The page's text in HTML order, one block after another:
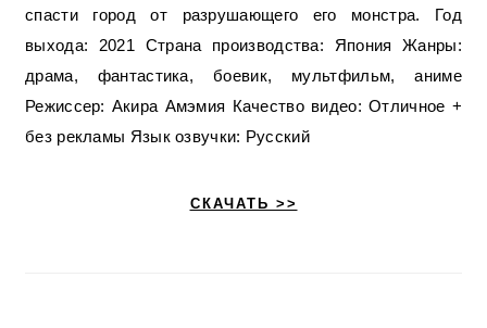
спасти город от разрушающего его монстра. Год
выхода: 2021 Страна производства: Япония Жанры:
драма, фантастика, боевик, мультфильм, аниме
Режиссер: Акира Амэмия Качество видео: Отличное +
без рекламы Язык озвучки: Русский
СКАЧАТЬ >>